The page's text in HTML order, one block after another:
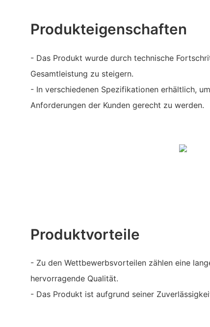
Produkteigenschaften
- Das Produkt wurde durch technische
Gesamtleistung zu steigern.
- In verschiedenen Spezifikationen erhältlich,
Anforderungen der Kunden gerecht zu werden.
Produktvorteile
- Zu den Wettbewerbsvorteilen zählen eine
hervorragende Qualität.
- Das Produkt ist aufgrund seiner